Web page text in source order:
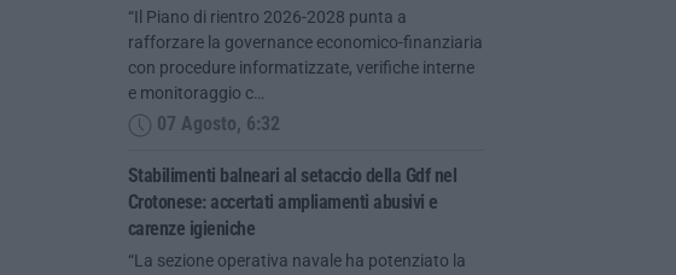
“Il Piano di rientro 2026-2028 punta a
rafforzare la governance economico-finanziaria
con procedure informatizzate, verifiche interne
e monitoraggio c…
07 Agosto, 6:32
Stabilimenti balneari al setaccio della Gdf nel
Crotonese: accertati ampliamenti abusivi e
carenze igieniche
“La sezione operativa navale ha potenziato la